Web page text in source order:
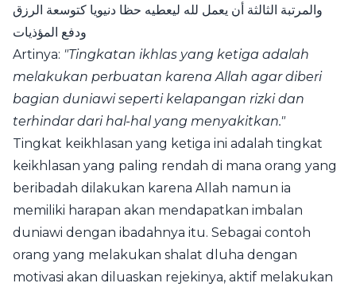
والمرتبة الثالثة أن يعمل لله ليعطيه حظا دنيويا كتوسعة الرزق
ودفع المؤذيات
Artinya: "Tingkatan ikhlas yang ketiga adalah
melakukan perbuatan karena Allah agar diberi
bagian duniawi seperti kelapangan rizki dan
terhindar dari hal-hal yang menyakitkan."
Tingkat keikhlasan yang ketiga ini adalah tingkat
keikhlasan yang paling rendah di mana orang yang
beribadah dilakukan karena Allah namun ia
memiliki harapan akan mendapatkan imbalan
duniawi dengan ibadahnya itu. Sebagai contoh
orang yang melakukan shalat dluha dengan
motivasi akan diluaskan rejekinya, aktif melakukan